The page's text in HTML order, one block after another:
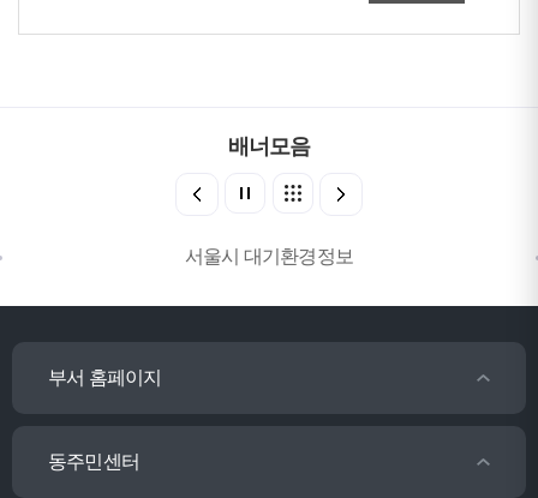
배너모음
서울시 대기환경정보
부서 홈페이지
동주민센터